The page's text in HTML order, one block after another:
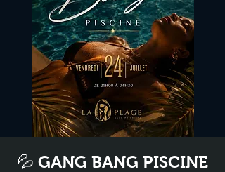
💦 GANG BANG PISCINE